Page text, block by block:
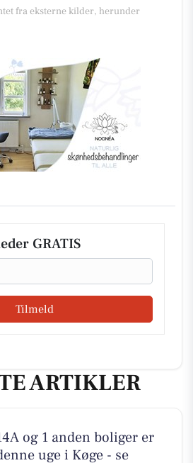
fra eksterne kilder, herunder
GRATIS
Tilmeld
ARTIKLER
og 1 anden boliger er
uge i Køge - se